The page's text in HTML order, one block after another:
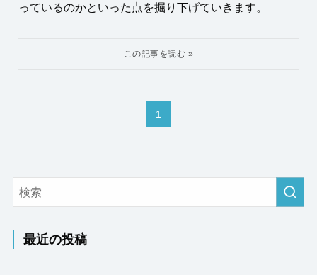
っているのかといった点を掘り下げていきます。
1
最近の投稿